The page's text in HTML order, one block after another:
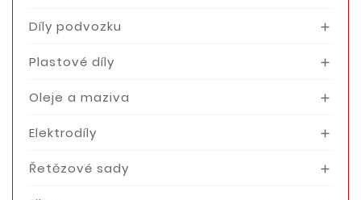
Díly podvozku 
Plastové díly 
Oleje a maziva 
Elektrodíly 
Řetězové sady 